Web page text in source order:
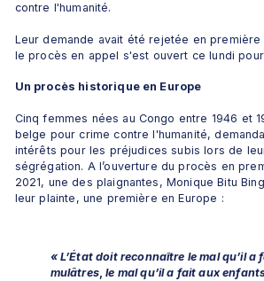
contre l'humanité.
Leur demande avait été rejetée en première
le procès en appel s'est ouvert ce lundi
Un procès historique en Europe
Cinq femmes nées au Congo entre 1946 et
belge pour crime contre l'humanité,
intérêts pour les préjudices subis lors de
ségrégation. A l’ouverture du procès en
2021, une des plaignantes, Monique Bitu
leur plainte, une première en Europe :
« L’État doit reconnaître le mal qu’il a
mulâtres, le mal qu’il a fait aux